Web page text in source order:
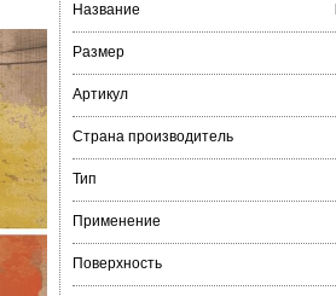
Название
Размер
Артикул
Страна производитель
Тип
Применение
Поверхность